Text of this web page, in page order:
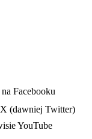
Facebooku
(dawniej Twitter)
YouTube